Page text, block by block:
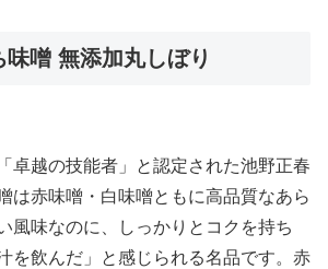
噌 無添加丸しぼり
卓越の技能者」と認定された池野正春
は赤味噌・白味噌ともに高品質なあら
風味なのに、しっかりとコクを持ち
を飲んだ」と感じられる名品です。赤